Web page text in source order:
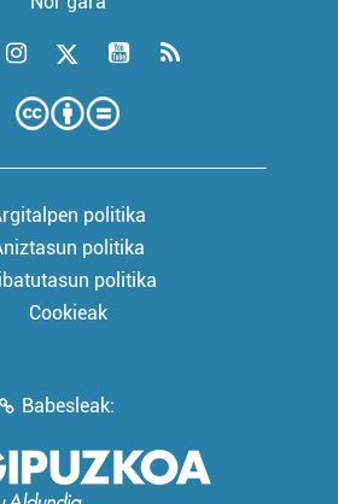
politika
politika
politika
Cookieak
Babesleak: